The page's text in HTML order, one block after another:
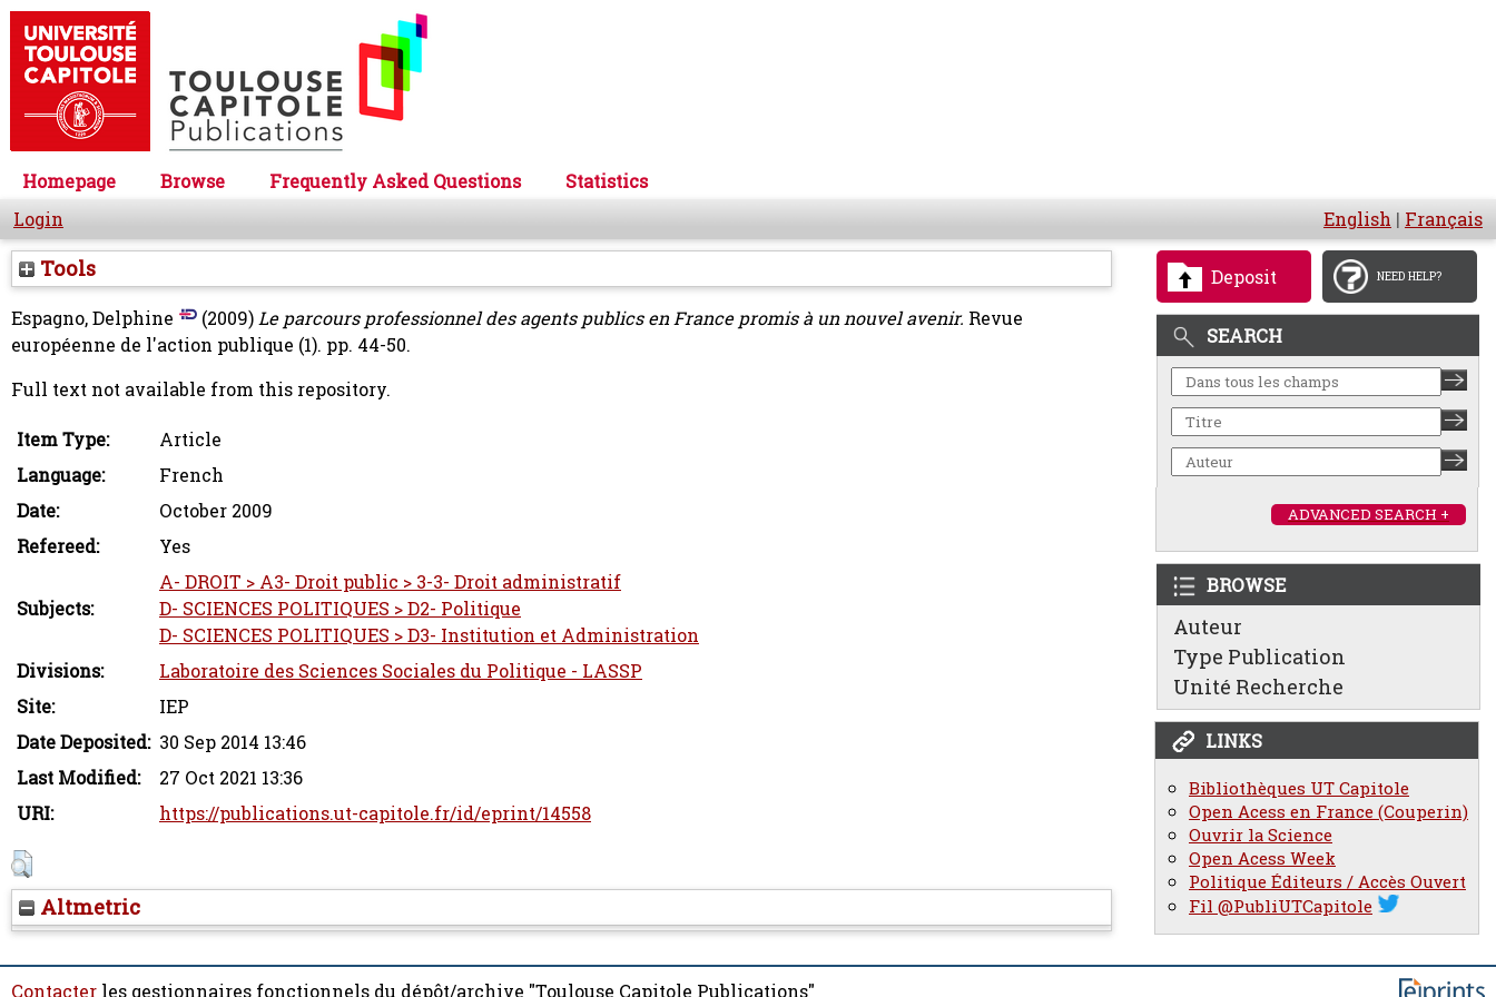
Homepage Browse Frequently Asked Questions
Statistics
Login
English | Français
Deposit NEED HELP?
SEARCH
ADVANCED SEARCH +
BROWSE
Auteur
Type Publication
Unité Recherche
LINKS
Bibliothèques UT Capitole
Open Acess en France (Couperin)
Ouvrir la Science
Open Acess Week
Politique Éditeurs / Accès Ouvert
Fil @PubliUTCapitole
Tools
Espagno, Delphine (2009)Le parcours professionnel des agents publics en France promis à un nouvel avenir. Revue
européenne de l'action publique (1). pp. 44-50.
Full text not available from this repository.
Item Type:
Article
Language:
French
Date:
October 2009
Refereed:
Yes
Subjects:
A- DROIT > A3- Droit public > 3-3- Droit administratif
D- SCIENCES POLITIQUES > D2- Politique
D- SCIENCES POLITIQUES > D3- Institution et Administration
Divisions:
Laboratoire des Sciences Sociales du Politique - LASSP
Site:
IEP
Date Deposited: 30 Sep 2014 13:46
Last Modified:
27 Oct 2021 13:36
URI:
https://publications.ut-capitole.fr/id/eprint/14558
Altmetric
Contacter les gestionnaires fonctionnels du dépôt/archive "Toulouse Capitole Publications"